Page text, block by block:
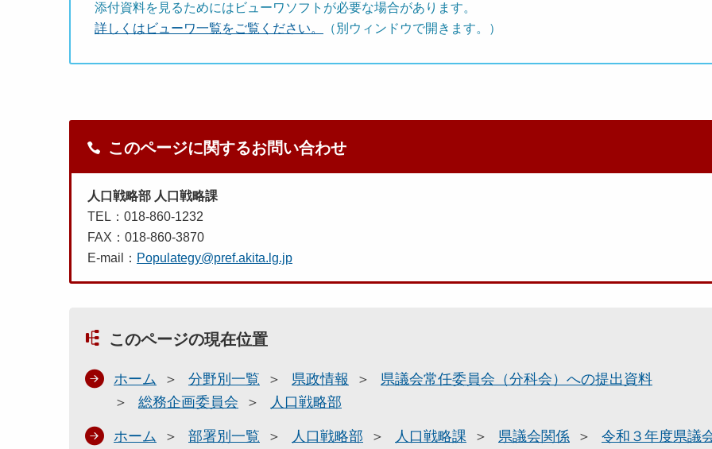
添付資料を見るためにはビューワソフトが必要な場合があります。
詳しくはビューワ一覧をご覧ください。
（別ウィンドウで開きます。）
このページに関するお問い合わせ
人口戦略部 人口戦略課
TEL：018-860-1232
FAX：018-860-3870
E-mail： Populategy@pref.akita.lg.jp
このページの現在位置
ホーム 分野別一覧 県政情報
県議会常任委員会（分科会）への提出資料
総務企画委員会
人口戦略部
ホーム 部署別一覧 人口戦略部 人口戦略課 県議会関係 令和３年度県議